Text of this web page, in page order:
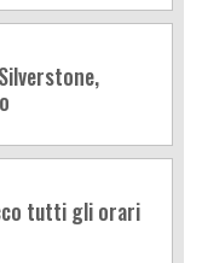
tutti gli orari